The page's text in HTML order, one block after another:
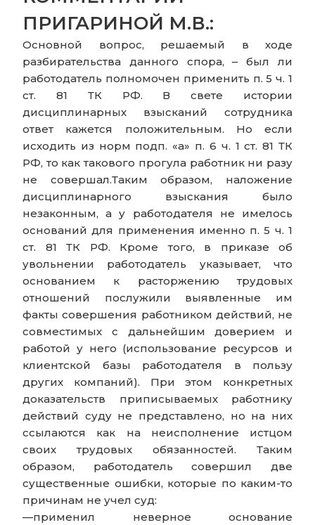
ПРИГАРИНОЙ М.В.:
Основной вопрос, решаемый в ходе
разбирательства данного спора, – был ли
работодатель полномочен применить п. 5 ч. 1
ст. 81 ТК РФ. В свете истории
дисциплинарных взысканий сотрудника
ответ кажется положительным. Но если
исходить из норм подп. «а» п. 6 ч. 1 ст. 81 ТК
РФ, то как такового прогула работник ни разу
не совершал.Таким образом, наложение
дисциплинарного взыскания было
незаконным, а у работодателя не имелось
оснований для применения именно п. 5 ч. 1
ст. 81 ТК РФ. Кроме того, в приказе об
увольнении работодатель указывает, что
основанием к расторжению трудовых
отношений послужили выявленные им
факты совершения работником действий, не
совместимых с дальнейшим доверием и
работой у него (использование ресурсов и
клиентской базы работодателя в пользу
других компаний). При этом конкретных
доказательств приписываемых работнику
действий суду не представлено, но на них
ссылаются как на неисполнение истцом
своих трудовых обязанностей. Таким
образом, работодатель совершил две
существенные ошибки, которые по каким-то
причинам не учел суд:
—применил неверное основание